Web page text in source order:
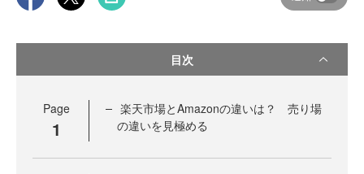
目次
Page
1
楽天市場とAmazonの違いは？ 売り場
の違いを見極める